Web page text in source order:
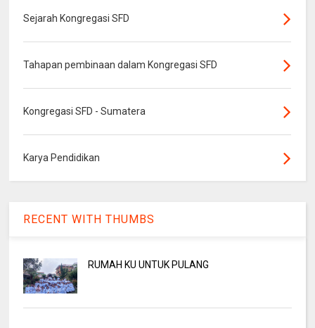
Sejarah Kongregasi SFD
Tahapan pembinaan dalam Kongregasi SFD
Kongregasi SFD - Sumatera
Karya Pendidikan
RECENT WITH THUMBS
RUMAH KU UNTUK PULANG